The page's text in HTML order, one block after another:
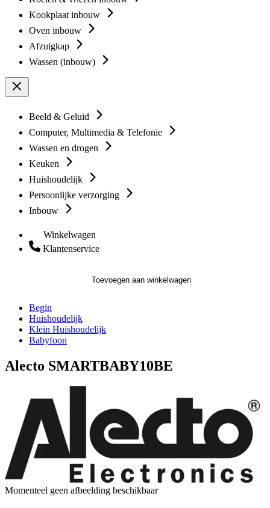
Kookplaat inbouw
Oven inbouw
Afzuigkap
Wassen (inbouw)
Beeld & Geluid
Computer, Multimedia & Telefonie
Wassen en drogen
Keuken
Huishoudelijk
Persoonlijke verzorging
Inbouw
Winkelwagen
Klantenservice
Toevoegen aan winkelwagen
Begin
Huishoudelijk
Klein Huishoudelijk
Babyfoon
Alecto SMARTBABY10BE
Momenteel geen afbeelding beschikbaar